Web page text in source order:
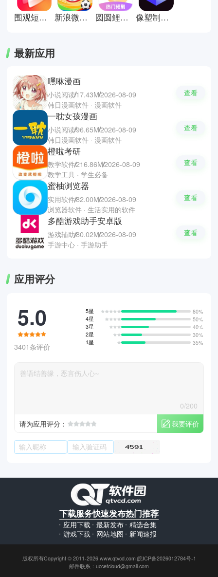
围观短剧app 新浪微博手机版 圆圆鲤短剧 像塑制作特效
最新应用
嘿咻漫画
小说阅读17.43M2026-08-09
韩日漫画软件 · 漫画软件
查看
一耽女孩漫画
小说阅读96.65M2026-08-09
韩日漫画软件 · 漫画软件
查看
橙啦考研
教学软件216.86M2026-08-09
教学工具 · 学生必备
查看
蜜柚浏览器
实用软件82.00M2026-08-09
浏览器软件 · 生活实用的软件
查看
多酷游戏助手安卓版
游戏辅助80.02M2026-08-09
手游中心 · 手游助手
查看
应用评分
5.0
3401条评价
5星
80%
4星
50%
3星
40%
2星
30%
1星
35%
0/200
请为应用评分：
我要评价
下载服务
应用下载
游戏下载
快速发布
最新发布
网站地图
热门推荐
精选合集
新闻速报
版权所有Copyright © 2011-2026 www.qtvcd.com 皖ICP备2026012784号-1
邮件联系：uccetcloud@gmail.com